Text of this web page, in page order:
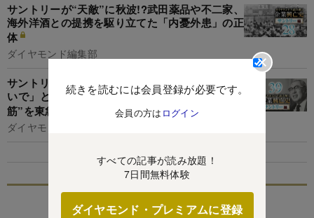
続きを読むには会員登録が必要です。
会員の方は ログイン
すべての記事が読み放題！
7日間無料体験
ダイヤモンド・プレミアムに登録
サントリーが“天敵”に秋波!?武田薬品や不二家、
海外洋酒との提携を駆り立てた「内憂外患」の正
体
ダイヤモンド編集部
サントリー佐治敬三、「重厚長大だけが産業やな
いで」と喝破！日本が世界のリーダーになる“道
筋”を東急総帥の五島昇と徹底討論
ダイヤモンド編集部
特集